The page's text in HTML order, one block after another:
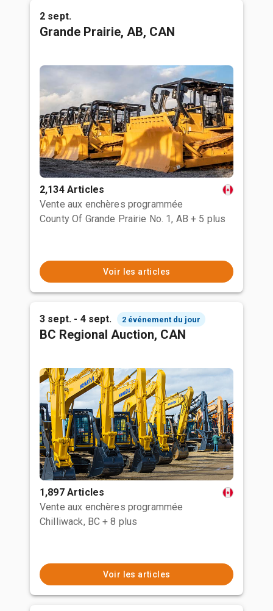
2 sept.
Grande Prairie, AB, CAN
2,134 Articles
Vente aux enchères programmée
County Of Grande Prairie No. 1, AB + 5 plus
Voir les articles
3 sept. - 4 sept. 2 événement du jour
BC Regional Auction, CAN
1,897 Articles
Vente aux enchères programmée
Chilliwack, BC + 8 plus
Voir les articles